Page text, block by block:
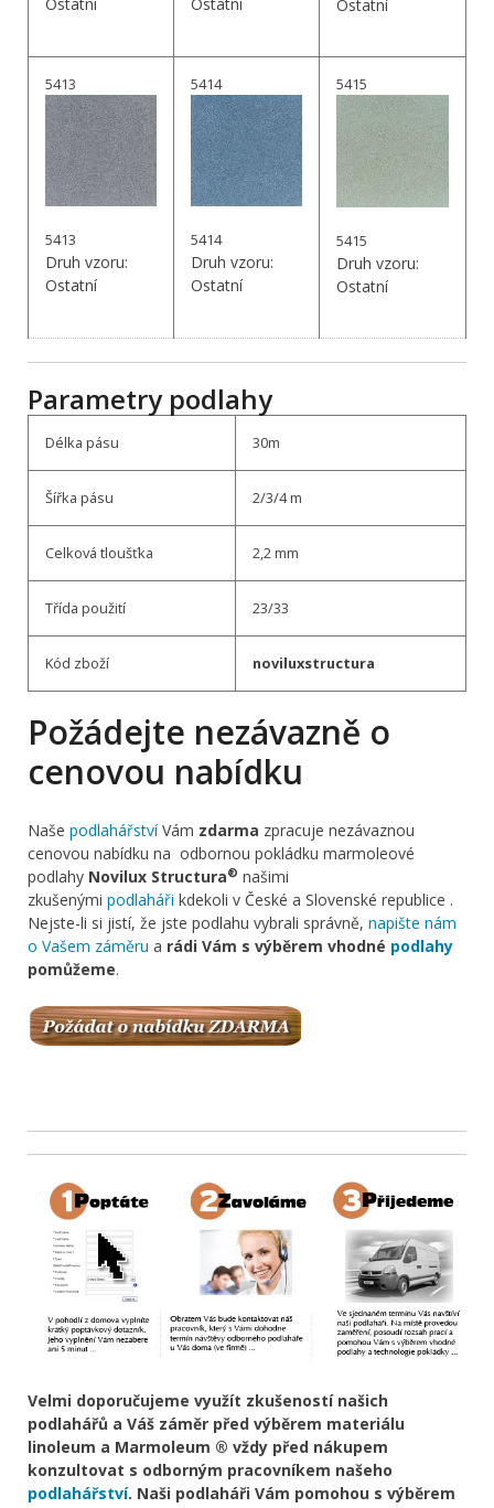
Ostatní
5413
5413
Druh vzoru:
Ostatní
5414
5414
Druh vzoru:
Ostatní
5415
5415
Druh vzoru:
Ostatní
Parametry podlahy
Délka pásu 30m
Šířka pásu 2/3/4 m
Celková tloušťka 2,2 mm
Třída použití 23/33
Kód zboží noviluxstructura
Požádejte nezávazně o
cenovou nabídku
Naše podlahářstvíVám zdarma zpracuje nezávaznou
cenovou nabídku na odbornou pokládku marmoleové
podlahy Novilux Structura® našimi
zkušenými podlaháři kdekoli v České a Slovenské republice .
Nejste-li si jistí, že jste podlahu vybrali správně, napište nám
o Vašem záměru a rádi Vám s výběrem vhodné podlahy
pomůžeme.
Velmi doporučujeme využít zkušeností našich
podlahářů a Váš záměr před výběrem materiálu
linoleum a Marmoleum ® vždy před nákupem
konzultovat s odborným pracovníkem našeho
podlahářství. Naši podlaháři Vám pomohou s výběrem